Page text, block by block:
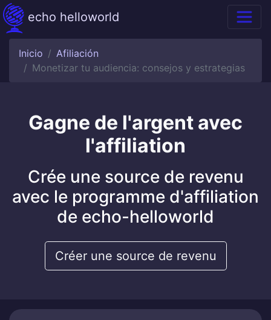
echo helloworld
Inicio
Afiliación
Monetizar tu audiencia: consejos y estrategias
Gagne de l'argent avec
l'affiliation
Crée une source de revenu
avec le programme d'affiliation
de echo-helloworld
Créer une source de revenu